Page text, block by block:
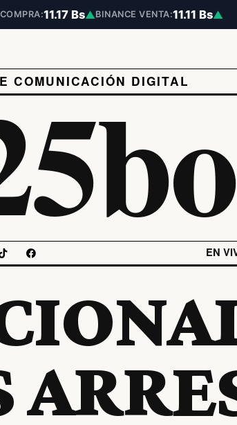
11.17 Bs▲BINANCE VENTA:11.11 Bs▲
COMUNICACIÓN DIGITAL
EN